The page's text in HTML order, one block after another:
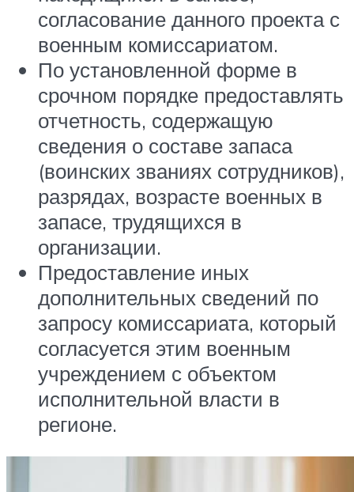
согласование данного проекта с
военным комиссариатом.
По установленной форме в
срочном порядке предоставлять
отчетность, содержащую
сведения о составе запаса
(воинских званиях сотрудников),
разрядах, возрасте военных в
запасе, трудящихся в
организации.
Предоставление иных
дополнительных сведений по
запросу комиссариата, который
согласуется этим военным
учреждением с объектом
исполнительной власти в
регионе.